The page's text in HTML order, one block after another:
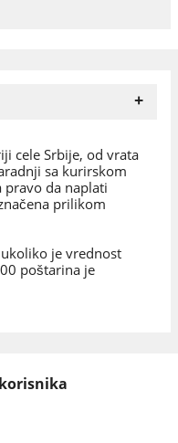
+
cele Srbije, od vrata
sa kurirskom
pravo da naplati
prilikom
ukoliko je vrednost
poštarina je